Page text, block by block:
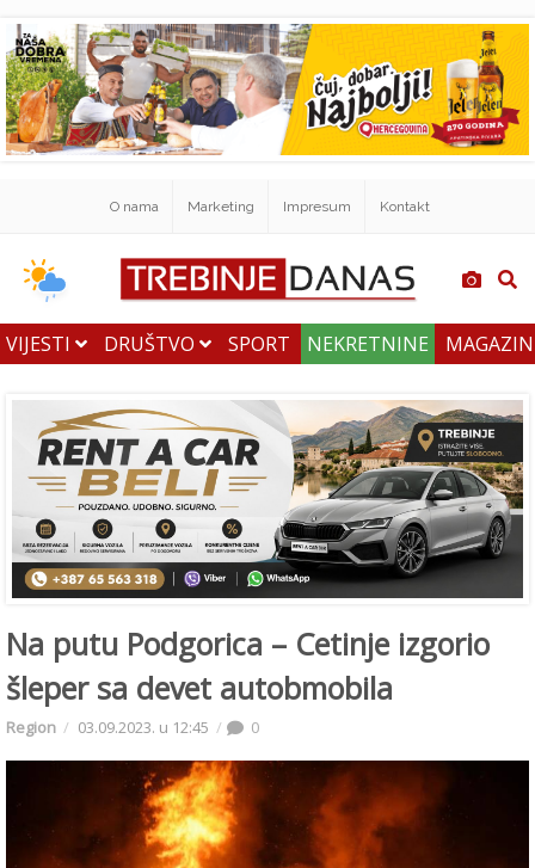
O nama Marketing Impresum Kontakt
VIJESTI DRUŠTVO SPORT NEKRETNINE
Na putu Podgorica – Cetinje izgorio
šleper sa devet autobmobila
Region 03.09.2023. u 12:45 0